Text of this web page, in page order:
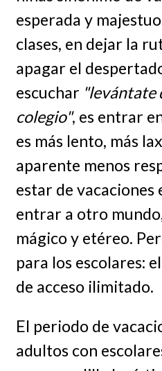
esperada y
clases, en dejar la
apagar el
escuchar"levántate
colegio", es entrar
es más lento, más
aparente menos
estar de
entrar a otro
mágico y etéreo.
para los escolares:
de acceso ilimitado.
El periodo de
adultos con